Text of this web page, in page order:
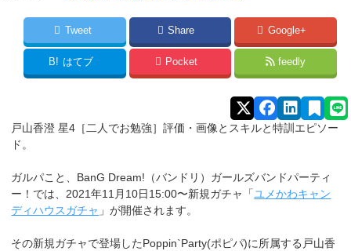
Tweet Share Google+
B! はてブ Pocket feedly
戸山香澄 星4［二人でお勉強］評価・画像とスキルと特訓エピソー
ド。
ガルパこと、BanG Dream!（バンドリ）ガールズバンドパーティ
ー！では、2021年11月10日15:00〜新規ガチャ「ユメかわキャン
ディハウスガチャ 」が開催されます。
その新規ガチャで登場したPoppin`Party(ポピパ)に所属する戸山香